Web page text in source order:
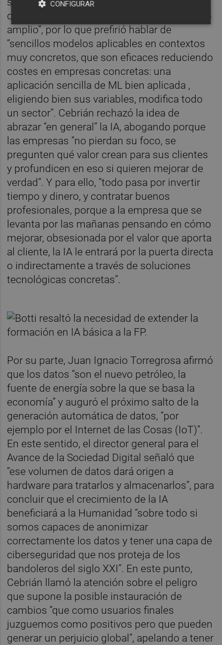
que “hablar de IA es un paraguas demasiado
amplio”, por lo que prefirió hablar de
“sencillos modelos aplicables en contextos
muy concretos, que son eficaces reduciendo
costes en empresas concretas: una
aplicación sencilla de ML bien aplicada ,
eligiendo bien sus variables, modifica todo
un sector”. Cebrián rechazó la idea de
abrazar “en general” la IA, abogando porque
las empresas “no pierdan su foco, se
pregunten qué valor crean para sus clientes
y profundicen en eso si quieren mejorar de
verdad”. Y para ello, “todo pasa por invertir
tiempo y dinero, y contratar buenos
profesionales, porque a la empresa que se
levanta por las mañanas pensando en cómo
mejorar, obsesionada por el valor que aporta
al cliente, la IA le entrará por la puerta directa
o indirectamente a través de soluciones
tecnológicas concretas”.
Por su parte, Juan Ignacio Torregrosa afirmó
que los datos “son el nuevo petróleo, la
fuente de energía sobre la que se basa la
economía” y auguró el próximo salto de la
generación automática de datos, “por
ejemplo por el Internet de las Cosas (IoT)”.
En este sentido, el director general para el
Avance de la Sociedad Digital señaló que
“ese volumen de datos dará origen a
hardware para tratarlos y almacenarlos”, para
concluir que el crecimiento de la IA
beneficiará a la Humanidad “sobre todo si
somos capaces de anonimizar
correctamente los datos y tener una capa de
ciberseguridad que nos proteja de los
bandoleros del siglo XXI”. En este punto,
Cebrián llamó la atención sobre el peligro
que supone la posible instauración de
cambios “que como usuarios finales
juzguemos como positivos pero que pueden
generar un perjuicio global”, apelando a tener
CONFIGURAR